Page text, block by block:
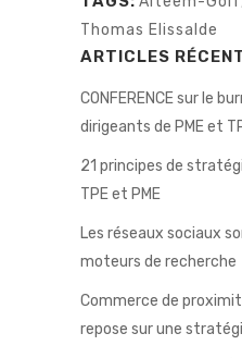
Thomas Elissalde
ARTICLES
CONFERENCE sur le
dirigeants de PME et
21 principes de
TPE et PME
Les réseaux sociaux
moteurs de recherche
Commerce de
repose sur une